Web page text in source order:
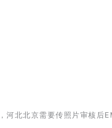
河北北京需要传照片审核后